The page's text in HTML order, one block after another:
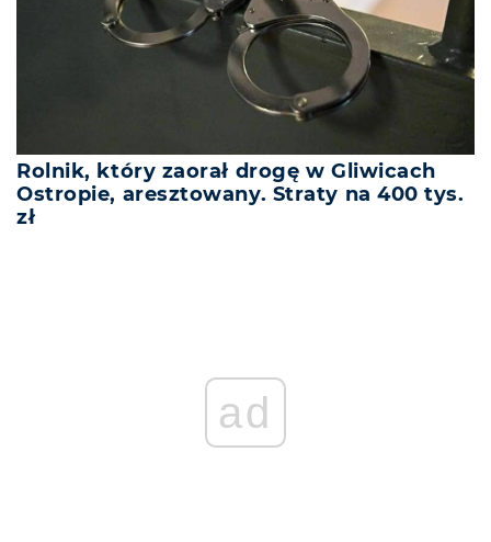
Rolnik, który zaorał drogę w Gliwicach
Ostropie, aresztowany. Straty na 400 tys.
zł
ad